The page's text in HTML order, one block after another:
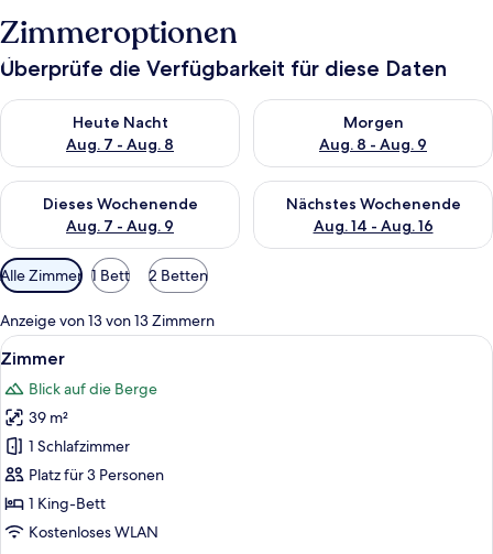
Zimmeroptionen
Überprüfe die Verfügbarkeit für diese Daten
Heute Nacht
Aug. 7 - Aug. 8
Überprüfe die Verfügbarkeit für heute Nacht, Aug. 7 - Aug. 8.
Morgen
Aug. 8 - Aug. 9
Überprüfe die Verfügbarkeit
Dieses Wochenende
Aug. 7 - Aug. 9
Überprüfe die Verfügbarkeit für dieses Wochenende, Aug. 7
Nächstes Wochenende
Aug. 14 - Aug. 16
Überprüfe die Verfügbarkeit
Verfügbare
Filter
für
Zimmer
Alle Zimmer 1 Bett 2 Betten
Anzeige von 13 von 13 Zimmern
Alle
Fotos
für
Zimmer
anzeigen
Hochwertige Bettwaren, Pillowtop-
4
Zimmer
Blick auf die Berge
39 m²
1 Schlafzimmer
Platz für 3 Personen
1 King-Bett
Kostenloses WLAN